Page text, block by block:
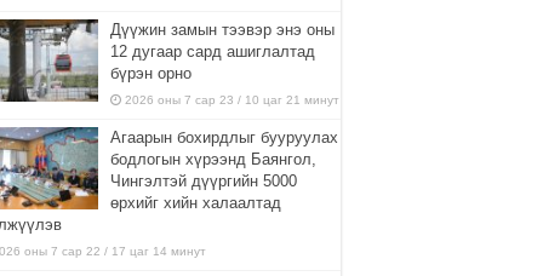
Дүүжин замын тээвэр энэ оны
12 дугаар сард ашиглалтад
бүрэн орно
2026 оны 7 сар 23 / 10 цаг 21 минут
Агаарын бохирдлыг бууруулах
бодлогын хүрээнд Баянгол,
Чингэлтэй дүүргийн 5000
өрхийг хийн халаалтад
оны 7 сар 22 / 17 цаг 14 минут